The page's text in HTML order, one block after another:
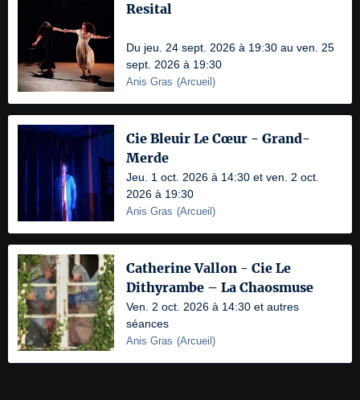
Resital
Du jeu. 24 sept. 2026 à 19:30 au ven. 25
sept. 2026 à 19:30
Anis Gras (Arcueil )
Cie Bleuir Le Cœur - Grand-
Merde
Jeu. 1 oct. 2026 à 14:30 et ven. 2 oct.
2026 à 19:30
Anis Gras (Arcueil )
Catherine Vallon - Cie Le
Dithyrambe – La Chaosmuse
Ven. 2 oct. 2026 à 14:30 et autres
séances
Anis Gras (Arcueil )